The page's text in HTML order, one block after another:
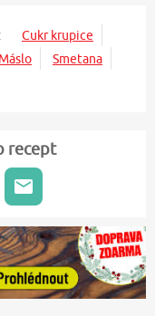
Cukr krupice
Máslo
Smetana
recept